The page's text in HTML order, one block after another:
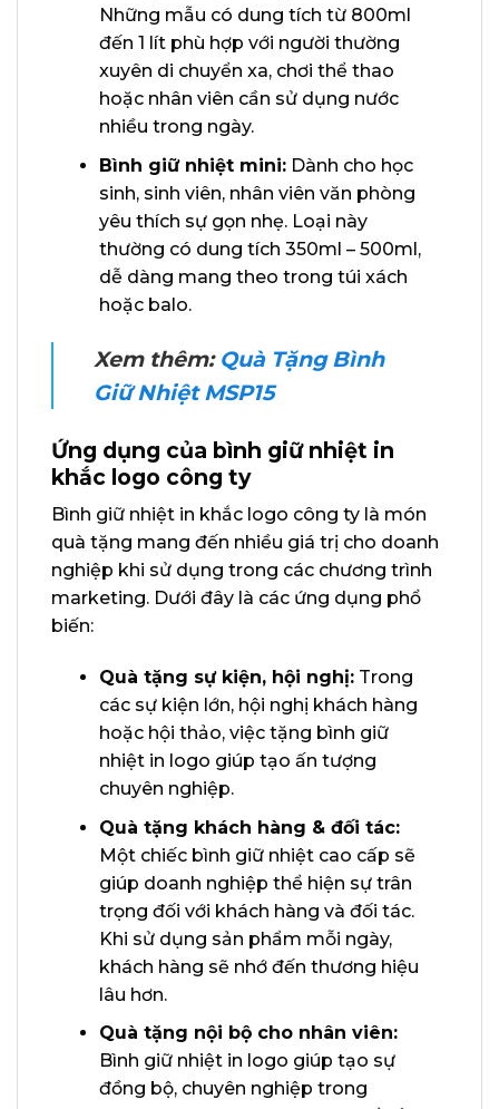
Những mẫu có dung tích từ 800ml
đến 1 lít phù hợp với người thường
xuyên di chuyển xa, chơi thể thao
hoặc nhân viên cần sử dụng nước
nhiều trong ngày.
Bình giữ nhiệt mini:Dành cho học
sinh, sinh viên, nhân viên văn phòng
yêu thích sự gọn nhẹ. Loại này
thường có dung tích 350ml – 500ml,
dễ dàng mang theo trong túi xách
hoặc balo.
Xem thêm: Quà Tặng Bình
Giữ Nhiệt MSP15
Ứng dụng của bình giữ nhiệt in
khắc logo công ty
Bình giữ nhiệt in khắc logo công ty là món
quà tặng mang đến nhiều giá trị cho doanh
nghiệp khi sử dụng trong các chương trình
marketing. Dưới đây là các ứng dụng phổ
biến:
Quà tặng sự kiện, hội nghị:Trong
các sự kiện lớn, hội nghị khách hàng
hoặc hội thảo, việc tặng bình giữ
nhiệt in logo giúp tạo ấn tượng
chuyên nghiệp.
Quà tặng khách hàng & đối tác:
Một chiếc bình giữ nhiệt cao cấp sẽ
giúp doanh nghiệp thể hiện sự trân
trọng đối với khách hàng và đối tác.
Khi sử dụng sản phẩm mỗi ngày,
khách hàng sẽ nhớ đến thương hiệu
lâu hơn.
Quà tặng nội bộ cho nhân viên:
Bình giữ nhiệt in logo giúp tạo sự
đồng bộ, chuyên nghiệp trong